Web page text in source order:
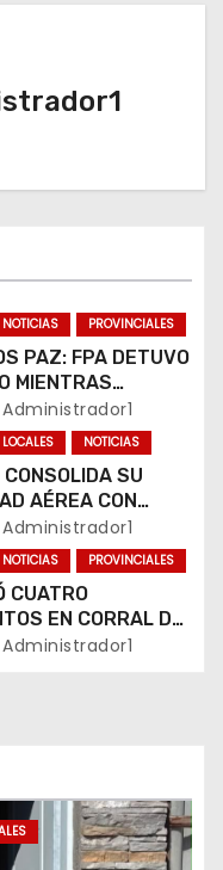
NOTICIAS PROVINCIALES
PAZ: FPA DETUVO
MIENTRAS
COCAÍNA Y
UNA PLAZA
Administrador1
LOCALES NOTICIAS
SU
AÉREA CON
SEMANALES A
Administrador1
NOTICIAS PROVINCIALES
CUATRO
EN CORRAL DE
Administrador1